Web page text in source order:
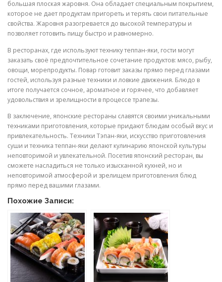
большая плоская жаровня. Она обладает специальным покрытием,
которое не дает продуктам пригореть и терять свои питательные
свойства. Жаровня разогревается до высокой температуры и
позволяет готовить пищу быстро и равномерно.
В ресторанах, где используют технику теппан-яки, гости могут
заказать своё предпочтительное сочетание продуктов: мясо, рыбу,
овощи, морепродукты. Повар готовит заказы прямо перед глазами
гостей, используя разные техники и ловкие движения. Блюдо в
итоге получается сочное, ароматное и горячее, что добавляет
удовольствия и зрелищности в процессе трапезы.
В заключение, японские рестораны славятся своими уникальными
техниками приготовления, которые придают блюдам особый вкус и
привлекательность. Техники Тэпан-яки, искусство приготовления
суши и техника теппан-яки делают кулинарию японской культуры
неповторимой и увлекательной. Посетив японский ресторан, вы
сможете насладиться не только изысканной кухней, но и
неповторимой атмосферой и зрелищем приготовления блюд
прямо перед вашими глазами.
Похожие Записи: